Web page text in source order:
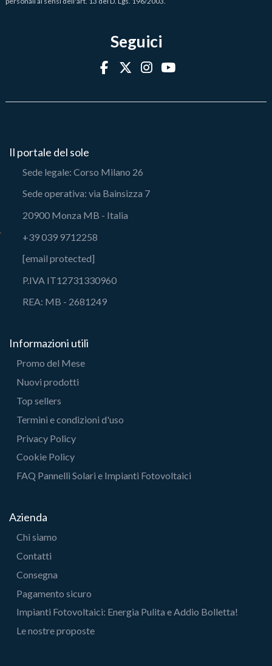
Seguici
Il portale del sole
Sede legale: Corso Milano 26
Sede operativa: via Bainsizza 7
20900 Monza MB - Italia
+39 039 9712258
[email protected]
P.IVA IT12731330960
REA: MB - 2681249
Informazioni utili
Promo del Mese
Nuovi prodotti
Top sellers
Termini e condizioni d'uso
Privacy Policy
Cookie Policy
FAQ Pannelli Solari e Impianti Fotovoltaici
Azienda
Chi siamo
Contatti
Consegna
Pagamento sicuro
Impianti Fotovoltaici: Energia Pulita e Addio Bolletta!
Le nostre proposte